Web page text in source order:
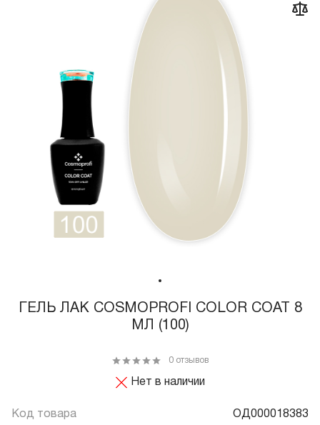
ГЕЛЬ ЛАК COSMOPROFI COLOR COAT 8
МЛ (100)
Нет в наличии
0 отзывов
Код товара ОД000018383